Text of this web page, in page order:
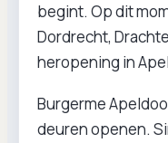
begint. Op dit
Dordrecht,
heropening in
Burgerme
deuren openen.